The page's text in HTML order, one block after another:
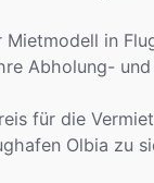
in
Abholung-
für die
Olbia zu